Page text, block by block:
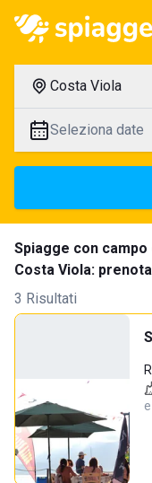
Costa Viola
Seleziona date
Spiagge con
Costa Viola:
3 Risultati